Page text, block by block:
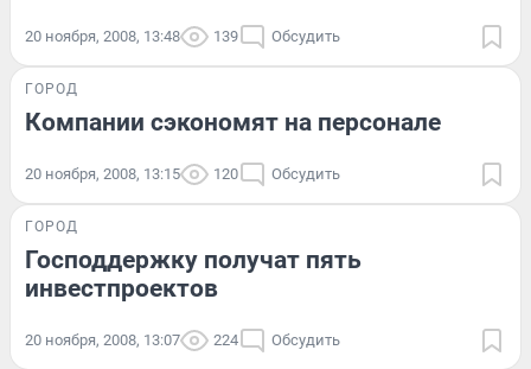
20 ноября, 2008, 13:48 139 Обсудить
ГОРОД
Компании сэкономят на персонале
20 ноября, 2008, 13:15 120 Обсудить
ГОРОД
Господдержку получат пять
инвестпроектов
20 ноября, 2008, 13:07 224 Обсудить